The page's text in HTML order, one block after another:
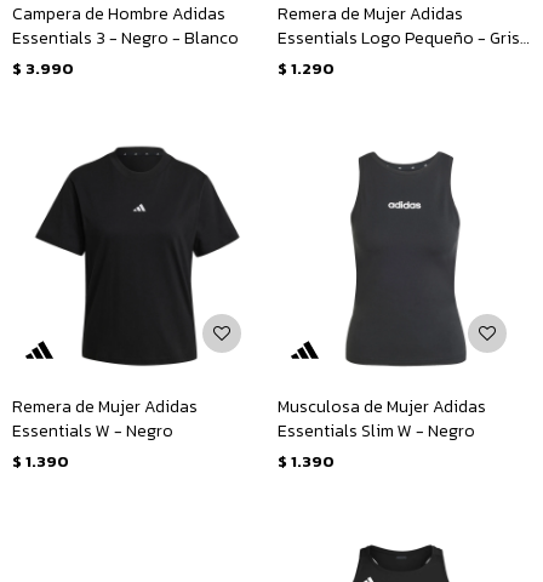
Campera de Hombre Adidas
Essentials 3 - Negro - Blanco
$ 3.990
Remera de Mujer Adidas
Essentials Logo Pequeño - Gris
Claro
$ 1.290
Remera de Mujer Adidas
Essentials W - Negro
$ 1.390
Musculosa de Mujer Adidas
Essentials Slim W - Negro
$ 1.390